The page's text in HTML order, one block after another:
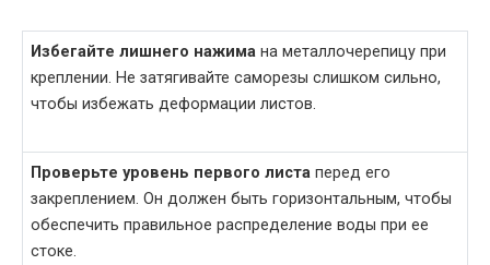
Избегайте лишнего нажима на металлочерепицу при
креплении. Не затягивайте саморезы слишком сильно,
чтобы избежать деформации листов.
Проверьте уровень первого листа перед его
закреплением. Он должен быть горизонтальным, чтобы
обеспечить правильное распределение воды при ее
стоке.